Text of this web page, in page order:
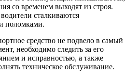
со временем выходят из строя.
сталкиваются
поломками.
средство не подвело в самый
необходимо следить за его
и исправностью, а также
техническое обслуживание.